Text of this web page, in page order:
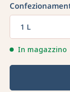
1 L
In magazzino